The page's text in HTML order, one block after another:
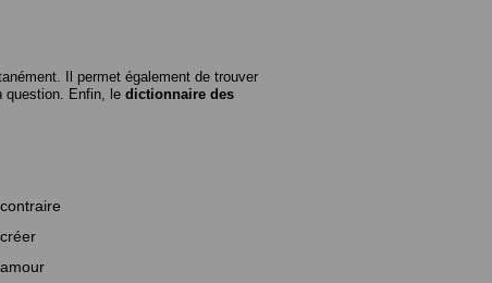
Il permet également de trouver
question. Enfin, le dictionnaire des
contraire
créer
amour